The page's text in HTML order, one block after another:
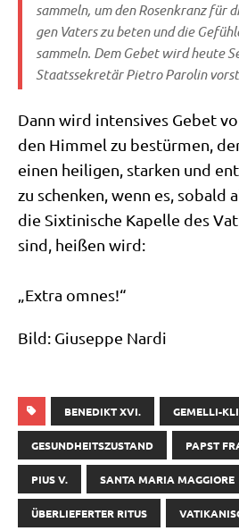
sam­meln, um den Rosen­kranz für
gen Vaters zu beten und die
sam­meln. Dem Gebet wird heu­te
Staats­se­kre­tär Pie­tro Paro­lin
Dann wird inten­si­ves Gebet
den Him­mel zu bestür­men,
einen hei­li­gen, star­ken und
zu schen­ken, wenn es, sobald
die Six­ti­ni­sche Kapel­le des
sind, hei­ßen wird:
„Extra omnes!“
Bild: Giu­sep­pe Nardi
BENEDIKT XVI. GEMELLI-
GESUNDHEITSZUSTAND PAPST
PIUS V. SANTA MARIA MAGGIORE
ÜBERLIEFERTER RITUS